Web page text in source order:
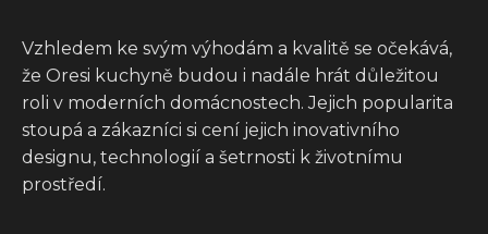
Vzhledem ke svým výhodám a kvalitě se očekává,
že Oresi kuchyně budou i nadále hrát důležitou
roli v moderních domácnostech. Jejich popularita
stoupá a zákazníci si cení jejich inovativního
designu, technologií a šetrnosti k životnímu
prostředí.